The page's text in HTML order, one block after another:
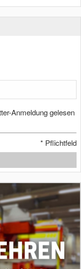
Anmeldung gelesen
* Pflichtfeld